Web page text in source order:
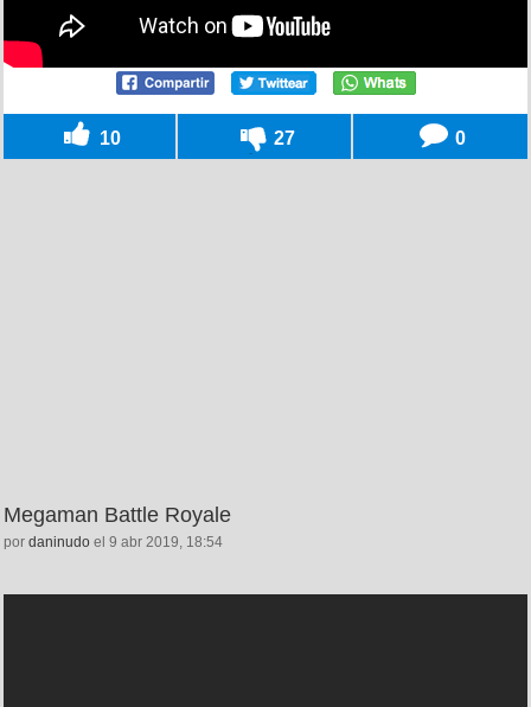
10 27 0
Megaman Battle Royale
por daninudo el 9 abr 2019, 18:54